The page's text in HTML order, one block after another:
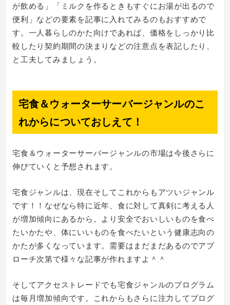
が飲める」「ミルクを作るときもすぐにお湯が出るので
便利」などの要素を記事に入れてみるのもおすすめで
す。一人暮らしのかた向けであれば、価格をしっかり比
較したり契約期間の決まりなどの注意点を表記したり、
と工夫してみましょう。
宅食＆ウォーターサーバージャンルのこ
れからについておしえて！
宅食＆ウォーターサーバージャンルの市場は今後さらに
伸びていくと予想されます。
宅食ジャンルは、現在そしてこれからもアツいジャンル
です！！なぜなら特に近年、食に対して真剣に考える人
が増加傾向にあるから。より安全でおいしいものを食べ
たいかたや、体にいいものを食べたいという健康志向の
かたが多くなっています。需要はまだまだあるのでアプ
ローチ次第で様々な記事が作れますよ＾＾
そしてアクセストレードでも宅食ジャンルのプログラム
は毎月増加傾向です。これからもさらに注力してプログ